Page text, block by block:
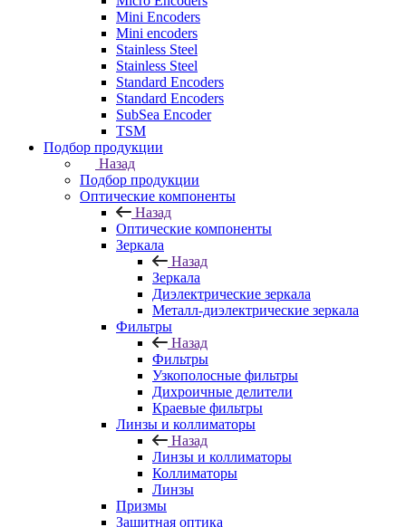
Mini Encoders
Mini encoders
Stainless Steel
Stainless Steel
Standard Encoders
Standard Encoders
SubSea Encoder
TSM
Подбор продукции
Назад
Подбор продукции
Оптические компоненты
Назад
Оптические компоненты
Зеркала
Назад
Зеркала
Диэлектрические зеркала
Металл-диэлектрические зеркала
Фильтры
Назад
Фильтры
Узкополосные фильтры
Дихроичные делители
Краевые фильтры
Линзы и коллиматоры
Назад
Линзы и коллиматоры
Коллиматоры
Линзы
Призмы
Защитная оптика